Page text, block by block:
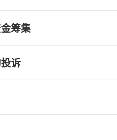
筹集
诉